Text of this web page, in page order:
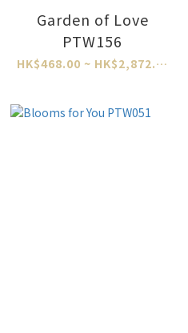
Garden of Love
PTW156
HK$468.00 ~ HK$2,872.00